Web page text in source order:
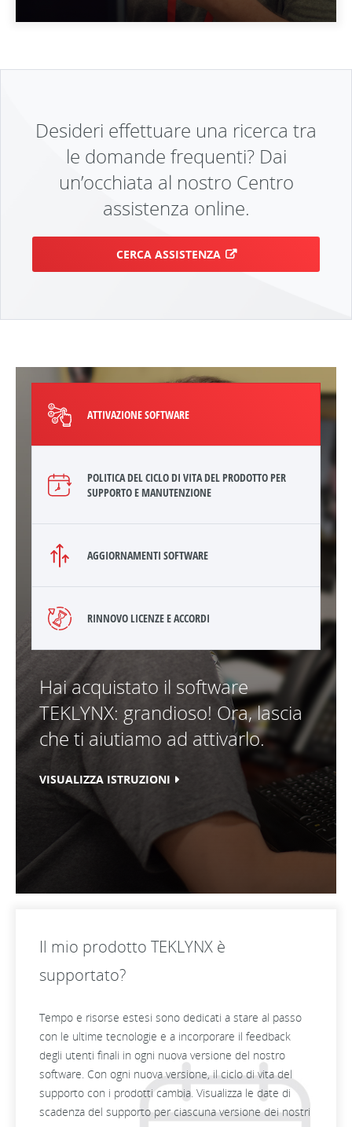
Desideri effettuare una ricerca tra
le domande frequenti? Dai
un’occhiata al nostro Centro
assistenza online.
CERCA ASSISTENZA
Hai acquistato il software
TEKLYNX: grandioso! Ora, lascia
che ti aiutiamo ad attivarlo.
VISUALIZZA ISTRUZIONI
ATTIVAZIONE SOFTWARE
POLITICA DEL CICLO DI VITA DEL PRODOTTO PER
SUPPORTO E MANUTENZIONE
AGGIORNAMENTI SOFTWARE
RINNOVO LICENZE E ACCORDI
Il mio prodotto TEKLYNX è
supportato?
Tempo e risorse estesi sono dedicati a stare al passo
con le ultime tecnologie e a incorporare il feedback
degli utenti finali in ogni nuova versione del nostro
software. Con ogni nuova versione, il ciclo di vita del
supporto con i prodotti cambia. Visualizza le date di
scadenza del supporto per ciascuna versione dei nostri